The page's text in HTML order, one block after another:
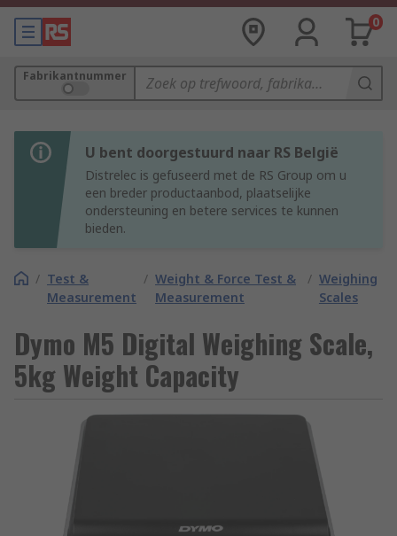
0
Fabrikantnummer
U bent doorgestuurd naar RS België
Distrelec is gefuseerd met de RS Group om u
een breder productaanbod, plaatselijke
ondersteuning en betere services te kunnen
bieden.
/ Test &
Measurement
/ Weight & Force Test &
Measurement
/ Weighing
Scales
Dymo M5 Digital Weighing Scale,
5kg Weight Capacity